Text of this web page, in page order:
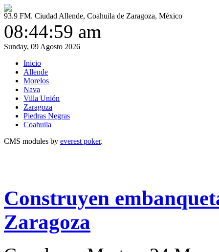
93.9 FM. Ciudad Allende, Coahuila de Zaragoza, México
08:44:59 am
Sunday, 09 Agosto 2026
Inicio
Allende
Morelos
Nava
Villa Unión
Zaragoza
Piedras Negras
Coahuila
CMS modules by everest poker.
Construyen
Zaragoza